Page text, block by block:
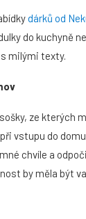
dárků od
do kuchyně
s milými texty.
ze kterých
vstupu do
chvíle a
by měla být